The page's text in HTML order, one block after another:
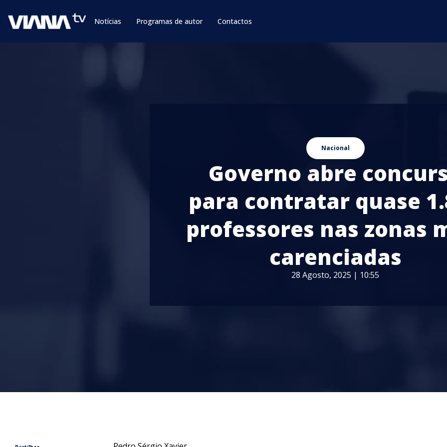
Notícias Programas de autor Contactos
Nacional
Governo abre
para contratar quase
professores nas zonas
carenciadas
28 Agosto, 2025 | 10:55